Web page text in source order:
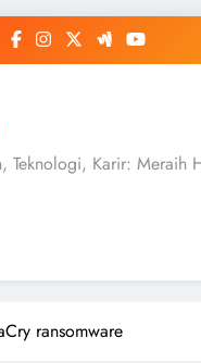
Teknologi, Karir: Meraih
ransomware